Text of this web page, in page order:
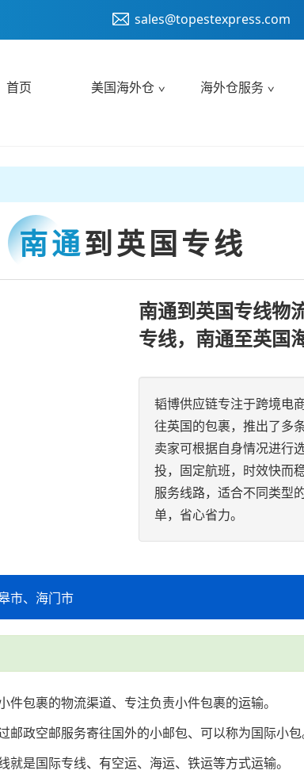
sales@topestexpress.com
首页 美国海外仓 海外仓服务
南通到英国专线
南通到英国专线物
专线，南通至英国
韬博供应链专注于跨境电
往英国的包裹，推出了多
卖家可根据自身情况进行
投，固定航班，时效快而
服务线路，适合不同类型
单，省心省力。
市、海门市
包裹的物流渠道、专注负责小件包裹的运输。
邮政空邮服务寄往国外的小邮包、可以称为国际小
是国际专线、有空运、海运、铁运等方式运输。